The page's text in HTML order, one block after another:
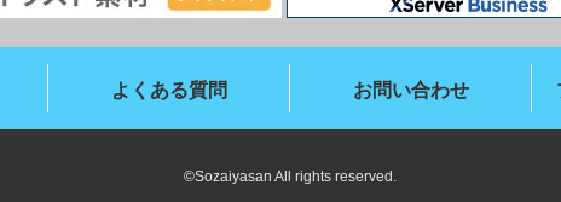
よくある質問 お問い合わせ
©Sozaiyasan All rights reserved.